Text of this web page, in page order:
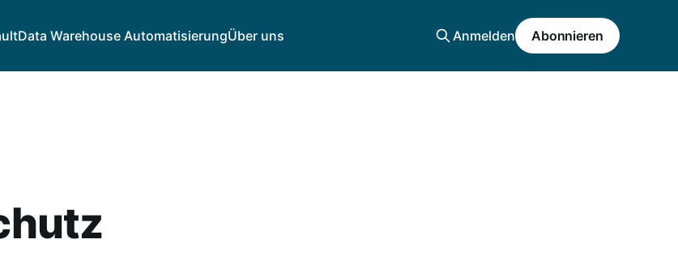
Data Warehouse AutomatisierungÜber uns Anmelden Abonnieren